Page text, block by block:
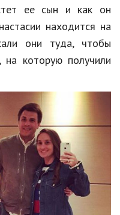
ее сын и как он
находится на
они туда, чтобы
на которую получили